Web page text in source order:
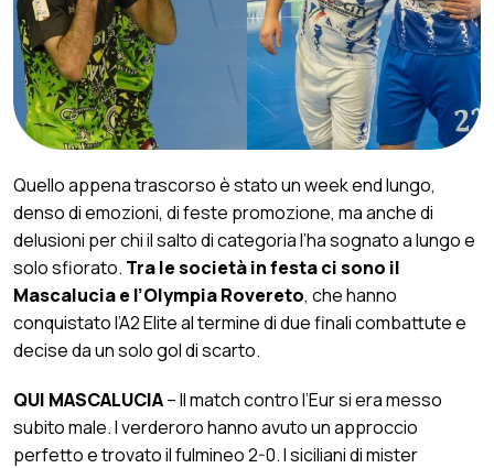
Quello appena trascorso è stato un week end lungo,
denso di emozioni, di feste promozione, ma anche di
delusioni per chi il salto di categoria l’ha sognato a lungo e
solo sfiorato. Tra le società in festa ci sono il
Mascalucia e l’Olympia Rovereto, che hanno
conquistato l’A2 Elite al termine di due finali combattute e
decise da un solo gol di scarto.
QUI MASCALUCIA– Il match contro l’Eur si era messo
subito male. I verderoro hanno avuto un approccio
perfetto e trovato il fulmineo 2-0. I siciliani di mister